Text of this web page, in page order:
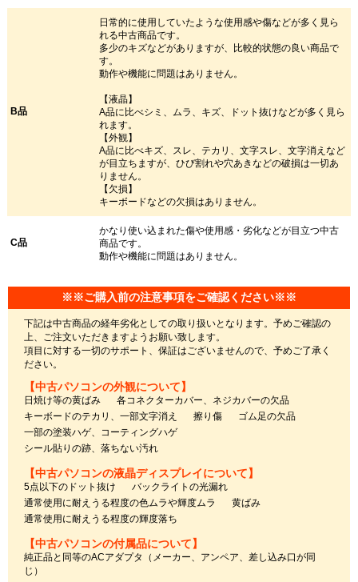
B品
日常的に使用していたような使用感や傷などが多く見ら
れる中古商品です。
多少のキズなどがありますが、比較的状態の良い商品で
す。
動作や機能に問題はありません。
【液晶】
A品に比べシミ、ムラ、キズ、ドット抜けなどが多く見ら
れます。
【外観】
A品に比べキズ、スレ、テカリ、文字スレ、文字消えなど
が目立ちますが、ひび割れや穴あきなどの破損は一切あ
りません。
【欠損】
キーボードなどの欠損はありません。
C品
かなり使い込まれた傷や使用感・劣化などが目立つ中古
商品です。
動作や機能に問題はありません。
※※ご購入前の注意事項をご確認ください※※
下記は中古商品の経年劣化としての取り扱いとなります。予めご確認の
上、ご注文いただきますようお願い致します。
項目に対する一切のサポート、保証はございませんので、予めご了承く
ださい。
【中古パソコンの外観について】
日焼け等の黄ばみ
各コネクターカバー、ネジカバーの欠品
キーボードのテカリ、一部文字消え
擦り傷
ゴム足の欠品
一部の塗装ハゲ、コーティングハゲ
シール貼りの跡、落ちない汚れ
【中古パソコンの液晶ディスプレイについて】
5点以下のドット抜け
バックライトの光漏れ
通常使用に耐えうる程度の色ムラや輝度ムラ
黄ばみ
通常使用に耐えうる程度の輝度落ち
【中古パソコンの付属品について】
純正品と同等のACアダプタ（メーカー、アンペア、差し込み口が同
じ）